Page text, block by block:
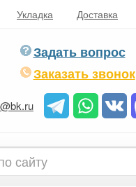
Укладка Доставка
Задать вопрос
Заказать звонок